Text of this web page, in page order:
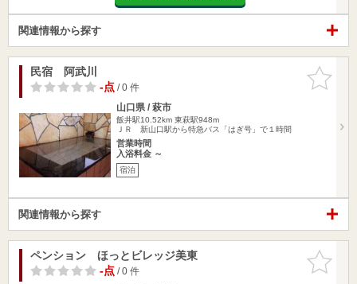
関連情報から探す
お気に入
りに追加
民宿 阿武川
-点/ 0 件
山口県 / 萩市
飯井駅10.52km 東萩駅948m
ＪＲ 新山口駅から特急バス「はぎ号」で１時間
営業時間
入浴料金 ～
宿泊
関連情報から探す
お気に入
りに追加
ペンション ほっとビレッジ美東
-点/ 0 件